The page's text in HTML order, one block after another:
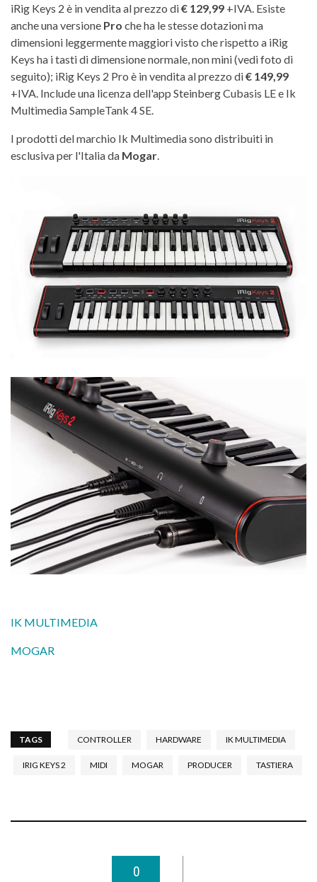
iRig Keys 2 è in vendita al prezzo di€ 129,99 +IVA. Esiste
anche una versione Pro che ha le stesse dotazioni ma
dimensioni leggermente maggiori visto che rispetto a iRig
Keys ha i tasti di dimensione normale, non mini (vedi foto di
seguito); iRig Keys 2 Pro è in vendita al prezzo di€ 149,99
+IVA. Include una licenza dell'app Steinberg Cubasis LE e Ik
Multimedia SampleTank 4 SE.
I prodotti del marchio Ik Multimedia sono distribuiti in
esclusiva per l'Italia da Mogar
IK MULTIMEDIA
MOGAR
TAGS CONTROLLER HARDWARE IK MULTIMEDIA
IRIG KEYS 2 MIDI MOGAR PRODUCER TASTIERA
0